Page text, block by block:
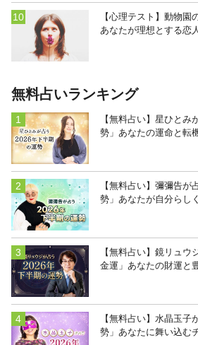
【心理テスト】動物園
あなたが理想とする恋
無料占いランキング
【無料占い】星ひとみ
勢」あなたの運命と転
【無料占い】彌彌告が
勢」あなたが自分らし
【無料占い】鏡リュウ
金運」あなたの財運と
【無料占い】水晶玉子
勢」あなたに舞い込む